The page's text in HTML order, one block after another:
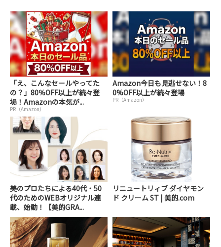
「え、こんなセールやってた
の？」80％OFF以上が続々登
場！Amazonの本気が...
PR（Amazon）
Amazon今日も見逃せない！8
0%OFF以上が続々登場
PR（Amazon）
美のプロたちによる40代・50
代のためのWEBオリジナル連
載、始動！【美的GRA...
リニュートリィブ ダイヤモン
ド クリーム ST | 美的.com